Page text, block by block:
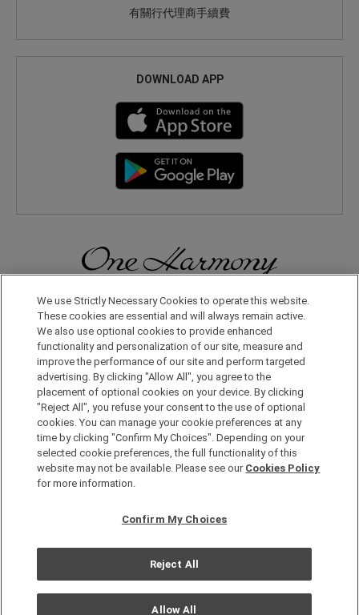
有關行代理商手續費
DOWNLOAD APP
無論在日本國內還是在世界其他地方，您都會體驗到更多旅行的樂
趣。只要申請成為One Harmony會員，即可享受各種專屬優惠。
申請加入會員，請點擊此處
Copyright © Okura Nikko Hotel Management Co., Ltd. All
個人信息保護方針
網站策略
We use Strictly Necessary Cookies to operate this website.
These cookies are essential and will always remain active.
We also use optional cookies to provide enhanced
functionality and personalization of our site, measure and
improve the performance of our site and perform targeted
advertising. By clicking "Allow All", you agree to the
placement of optional cookies on your device. By clicking
"Reject All", you refuse your consent to the use of optional
cookies. You can manage your cookie preferences at any
time by clicking "Confirm My Choices". Depending on your
selected cookie preferences, the full functionality of this
website may not be available. Please see our Cookies Policy
for more information.
Confirm My Choices
Reject All
Allow All